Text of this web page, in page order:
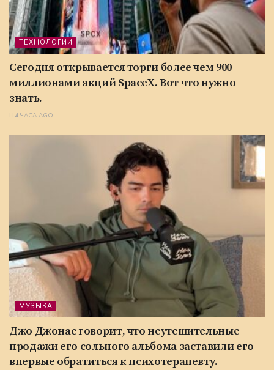
ТЕХНОЛОГИИ
Сегодня открывается торги более чем 900
миллионами акций SpaceX. Вот что нужно
знать.
4 ЧАСА AGO
МУЗЫКА
Джо Джонас говорит, что неутешительные
продажи его сольного альбома заставили его
впервые обратиться к психотерапевту.